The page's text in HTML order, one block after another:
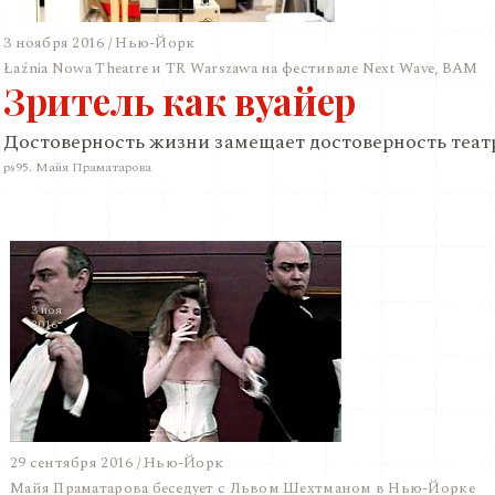
3 ноября 2016 / Нью-Йорк
Łaźnia Nowa Theatre и TR Warszawa на фестивале Next Wave, BAM
Зритель как вуайер
Достоверность жизни замещает достоверность
ps95. Майя Праматарова
29 сентября 2016 / Нью-Йорк
Майя Праматарова беседует с Львом Шехтманом в Нью-Йорке
3 ноя
2016